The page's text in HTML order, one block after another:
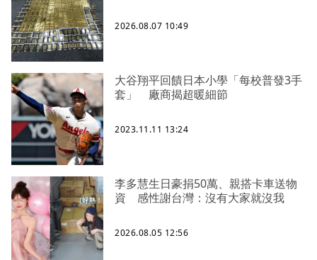
2026.08.07 10:49
大谷翔平回饋日本小學「每校普發3手
套」 廠商揭超暖細節
2023.11.11 13:24
李多慧生日豪捐50萬、親搭卡車送物
資 感性謝台灣：沒有大家就沒我
2026.08.05 12:56